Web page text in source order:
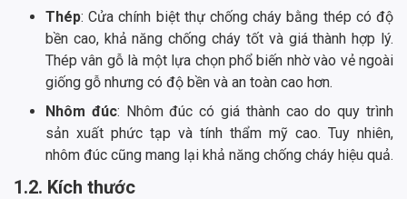
Thép: Cửa chính biệt thự chống cháy bằng thép có độ
bền cao, khả năng chống cháy tốt và giá thành hợp lý.
Thép vân gỗ là một lựa chọn phổ biến nhờ vào vẻ ngoài
giống gỗ nhưng có độ bền và an toàn cao hơn.
Nhôm đúc: Nhôm đúc có giá thành cao do quy trình
sản xuất phức tạp và tính thẩm mỹ cao. Tuy nhiên,
nhôm đúc cũng mang lại khả năng chống cháy hiệu quả.
1.2. Kích thước